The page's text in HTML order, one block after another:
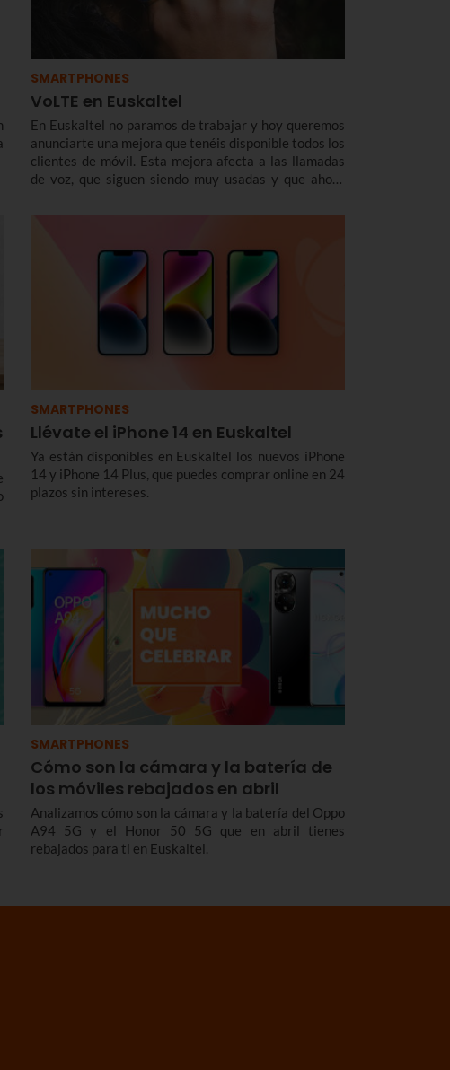
SMARTPHONES
VoLTE en Euskaltel
En Euskaltel no paramos de trabajar y hoy queremos
anunciarte una mejora que tenéis disponible todos los
clientes de móvil. Esta mejora afecta a las llamadas
de voz, que siguen siendo muy usadas y que ahora
concreto, llevamos varias semanas con esta
realizadas con éxito, queremos contarte de qué se
trata y cómo te benefician.
SMARTPHONES
Llévate el iPhone 14 en Euskaltel
Ya están disponibles en Euskaltel los nuevos iPhone
14 y iPhone 14 Plus, que puedes comprar online en 24
plazos sin intereses.
SMARTPHONES
Cómo son la cámara y la batería de
los móviles rebajados en abril
Analizamos cómo son la cámara y la batería del Oppo
A94 5G y el Honor 50 5G que en abril tienes
rebajados para ti en Euskaltel.